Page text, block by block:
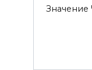
Значение